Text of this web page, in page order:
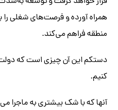
همراه ‌آورده و فرصت‌های شغلی را
منطقه فراهم می‌کند.
دستکم این آن چیزی است که دولت
کنیم.
آنها که با شک بیشتری به ماجرا